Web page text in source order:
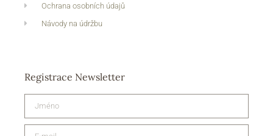
Ochrana osobních údajů
Návody na údržbu
Registrace Newsletter